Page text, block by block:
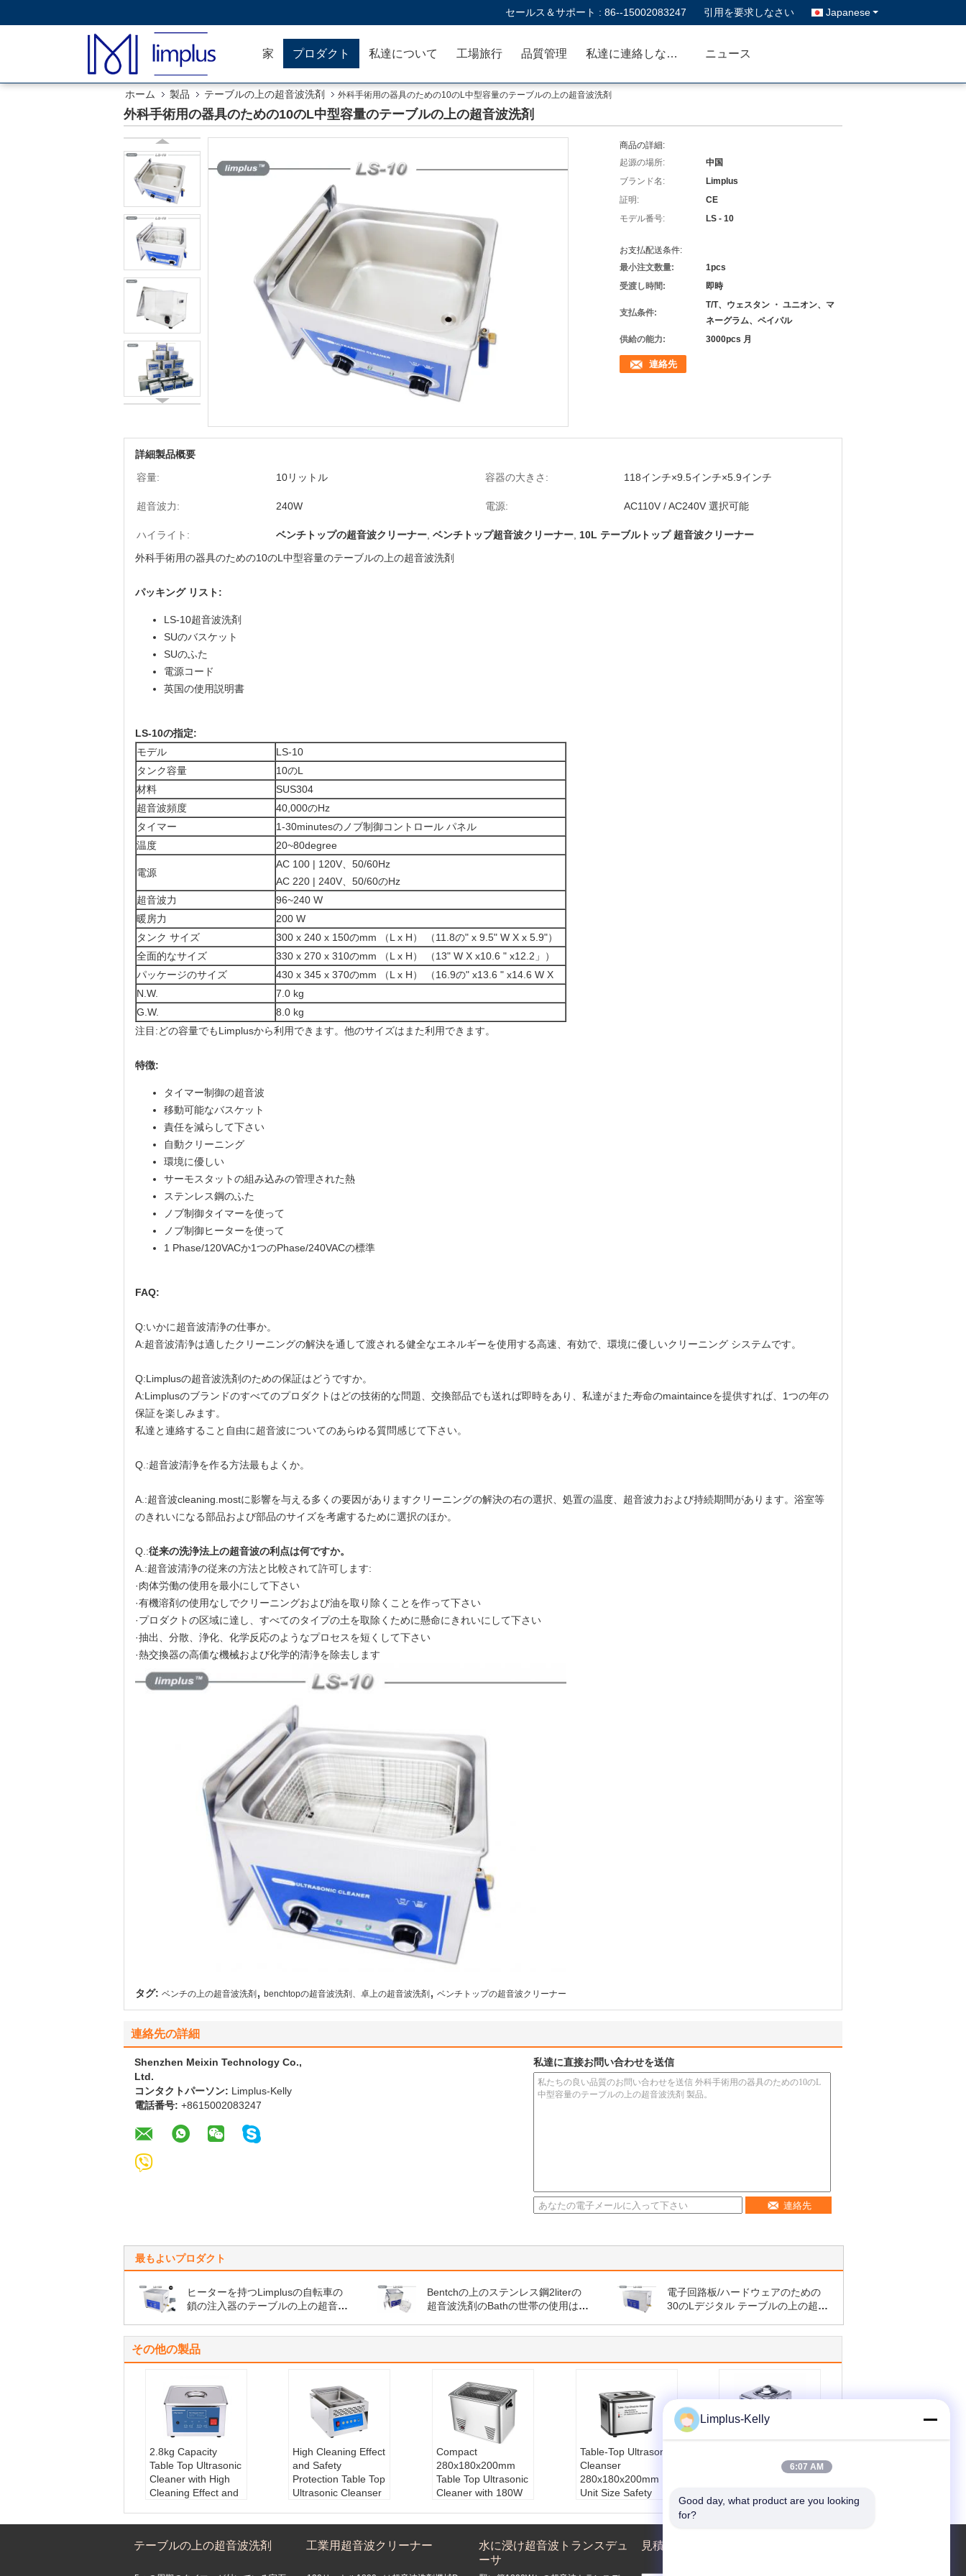
セールス＆サポート : 86--15002083247 引用を要求しなさい Japanese
家 プロダクト 私達について 工場旅行 品質管理 私達に連絡しなさい ニュース
ホーム 製品 テーブルの上の超音波洗剤 外科手術用の器具のための10のL中型容量のテーブルの上の超音波洗剤
外科手術用の器具のための10のL中型容量のテーブルの上の超音波洗剤
商品の詳細:
起源の場所:
中国
ブランド名:
Limplus
証明:
CE
モデル番号:
LS - 10
お支払配送条件:
最小注文数量:
1pcs
受渡し時間:
即時
支払条件:
T/T、ウェスタン ・ ユニオン、マ
ネーグラム、ペイパル
供給の能力:
3000pcs 月
連絡先
詳細製品概要
容量:
10リットル 容器の大きさ: 118インチ×9.5インチ×5.9インチ
超音波力: 240W 電源: AC110V / AC240V 選択可能
ハイライト: ベンチトップの超音波クリーナー ベンチトップ超音波クリーナー 10L テーブルトップ 超音波クリーナー
外科手術用の器具のための10のL中型容量のテーブルの上の超音波洗剤
パッキング リスト:
LS-10超音波洗剤
SUのバスケット
SUのふた
電源コード
英国の使用説明書
LS-10の指定:
モデル
LS-10
タンク容量
10のL
材料
SUS304
超音波頻度
40,000のHz
タイマー
1-30minutesのノブ制御コントロール パネル
温度
20~80degree
電源
AC 100 | 120V、50/60Hz
AC 220 | 240V、50/60のHz
超音波力
96~240 W
暖房力
200 W
タンク サイズ
300 x 240 x 150のmm （L x H） （11.8の" x 9.5" W X x 5.9"）
全面的なサイズ
330 x 270 x 310のmm （L x H） （13" W X x10.6 " x12.2」）
パッケージのサイズ
430 x 345 x 370のmm （L x H） （16.9の" x13.6 " x14.6 W X
N.W.
7.0 kg
G.W.
8.0 kg
注目:どの容量でもLimplusから利用できます。他のサイズはまた利用できます。
特徴:
タイマー制御の超音波
移動可能なバスケット
責任を減らして下さい
自動クリーニング
環境に優しい
サーモスタットの組み込みの管理された熱
ステンレス鋼のふた
ノブ制御タイマーを使って
ノブ制御ヒーターを使って
1 Phase/120VACか1つのPhase/240VACの標準
FAQ:
Q:いかに超音波清浄の仕事か。
A:超音波清浄は適したクリーニングの解決を通して渡される健全なエネルギーを使用する高速、有効で、環境に優しいクリーニング システムです。
Q:Limplusの超音波洗剤のための保証はどうですか。
A:Limplusのブランドのすべてのプロダクトはどの技術的な問題、交換部品でも送れば即時をあり、私達がまた寿命のmaintainceを提供すれば、1つの年の
保証を楽しみます。
私達と連絡すること自由に超音波についてのあらゆる質問感じて下さい。
Q.:超音波清浄を作る方法最もよくか。
A.:超音波cleaning.mostに影響を与える多くの要因がありますクリーニングの解決の右の選択、処置の温度、超音波力および持続期間があります。浴室等
のきれいになる部品および部品のサイズを考慮するために選択のほか。
Q.:従来の洗浄法上の超音波の利点は何ですか。
A.:超音波清浄の従来の方法と比較されて許可します:
·肉体労働の使用を最小にして下さい
·有機溶剤の使用なしでクリーニングおよび油を取り除くことを作って下さい
·プロダクトの区域に達し、すべてのタイプの土を取除くために懸命にきれいにして下さい
·抽出、分散、浄化、化学反応のようなプロセスを短くして下さい
·熱交換器の高価な機械および化学的清浄を除去します
タグ: ベンチの上の超音波洗剤 , benchtopの超音波洗剤、卓上の超音波洗剤 , ベンチトップの超音波クリーナー
連絡先の詳細
Shenzhen Meixin Technology Co.,
Ltd.
コンタクトパーソン: Limplus-Kelly
電話番号: +8615002083247
私達に直接お問い合わせを送信
連絡先
最もよいプロダクト
ヒーターを持つLimplusの自転車の
鎖の注入器のテーブルの上の超音波
Bentchの上のステンレス鋼2literの
超音波洗剤のBathの世帯の使用は殺
電子回路板/ハードウェアのための
30のLデジタル テーブルの上の超音
その他の製品
2.8kg Capacity
Table Top Ultrasonic
Cleaner with High
Cleaning Effect and
Cleaning Tank Cap
High Cleaning Effect
and Safety
Protection Table Top
Ultrasonic Cleanser
Timer Setting:0-30
Compact
280x180x200mm
Table Top Ultrasonic
Cleaner with 180W
Heating Setting:0-
Table-Top Ultrasonic
Cleanser
280x180x200mm
Unit Size Safety
Noise Level:Low
Tabletop Ultrasonic
Supply and
テーブルの上の超音波洗剤 工業用超音波クリーナー
水に浸け超音波トランスデュ
ーサ
見積依頼
Limplus-Kelly
6:07 AM
Good day, what product are you looking
for?